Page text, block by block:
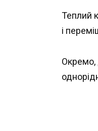
Теплий
і
Окремо,